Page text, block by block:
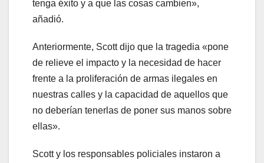
tenga éxito y a que las cosas cambien»,
añadió.
Anteriormente, Scott dijo que la tragedia «pone
de relieve el impacto y la necesidad de hacer
frente a la proliferación de armas ilegales en
nuestras calles y la capacidad de aquellos que
no deberían tenerlas de poner sus manos sobre
ellas».
Scott y los responsables policiales instaron a